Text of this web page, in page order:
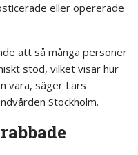
eller opererade
att så många personer
stöd, vilket visar hur
vara, säger Lars
Stockholm.